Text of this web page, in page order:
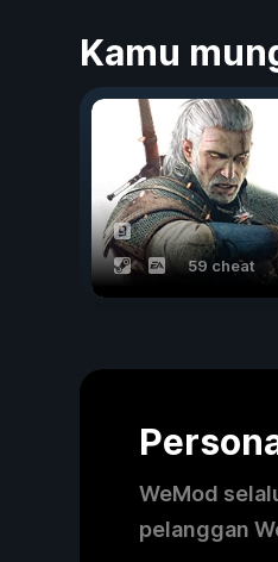
Kamu
59 cheat
WeMod
pelanggan